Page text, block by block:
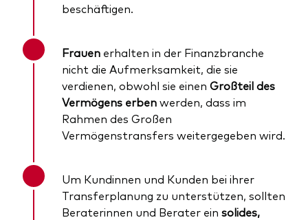
beschäftigen.
Frauen erhalten in der Finanzbranche
nicht die Aufmerksamkeit, die sie
verdienen, obwohl sie einen Großteil des
Vermögens erbenwerden, dass im
Rahmen des Großen
Vermögenstransfers weitergegeben wird.
Um Kundinnen und Kunden bei ihrer
Transferplanung zu unterstützen, sollten
Beraterinnen und Berater ein solides,